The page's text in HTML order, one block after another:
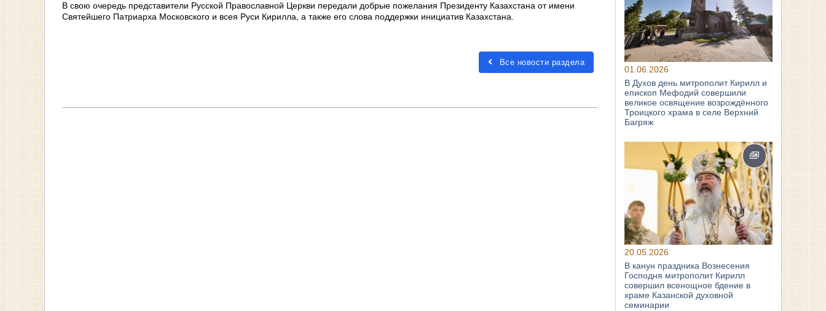
В свою очередь представители Русской Православной Церкви передали добрые пожелания Президенту Казахстана от имени
Святейшего Патриарха Московского и всея Руси Кирилла, а также его слова поддержки инициатив Казахстана.
Все новости раздела
01.06.2026
В Духов день митрополит Кирилл и
епископ Мефодий совершили
великое освящение возрождённого
Троицкого храма в селе Верхний
Багряж
20.05.2026
В канун праздника Вознесения
Господня митрополит Кирилл
совершил всенощное бдение в
храме Казанской духовной
семинарии